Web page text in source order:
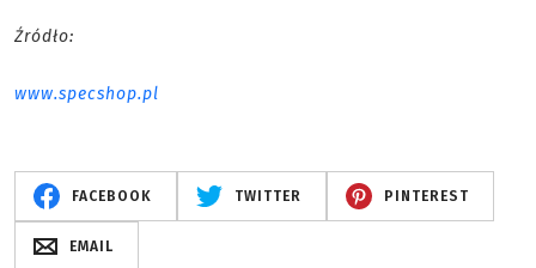
Źródło:
www.specshop.pl
FACEBOOK TWITTER PINTEREST
EMAIL